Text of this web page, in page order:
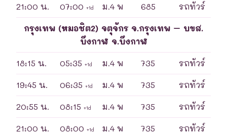
21:00 น. 07:00 +1d ม.4 พ 685 รถทัวร์
กรุงเทพ (หมอชิต2) จตุจักร จ.กรุงเทพ – บขส.
บึงกาฬ จ.บึงกาฬ
18:15 น. 05:35 +1d ม.4 พ 735 รถทัวร์
19:45 น. 06:35 +1d ม.4 พ 735 รถทัวร์
20:55 น. 08:15 +1d ม.4 พ 735 รถทัวร์
21:00 น. 08:00 +1d ม.4 พ 735 รถทัวร์